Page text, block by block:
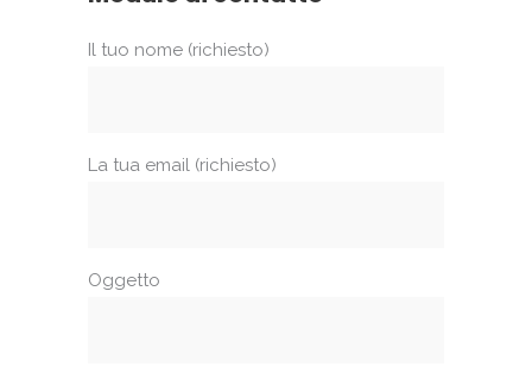
Il tuo nome (richiesto)
La tua email (richiesto)
Oggetto